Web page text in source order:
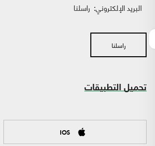
البريد الإلكتروني: راسلنا
راسلنا
تحميل التطبيقات
IOS